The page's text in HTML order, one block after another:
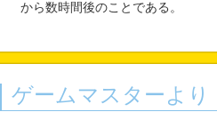
から数時間後のことである。
ゲームマスターより